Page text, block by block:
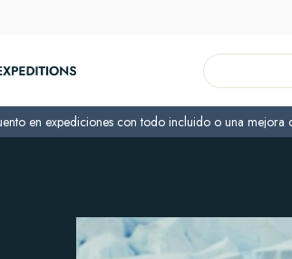
en expediciones con todo incluido o una mejora